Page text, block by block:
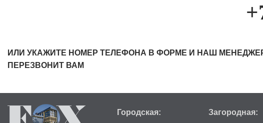
ИЛИ УКАЖИТЕ НОМЕР ТЕЛЕФОНА В ФОРМЕ И НАШ
ПЕРЕЗВОНИТ ВАМ
Городская: Загородная: